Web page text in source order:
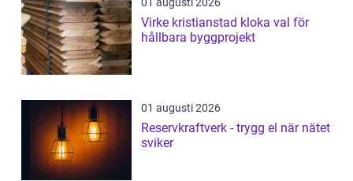
Virke kristianstad kloka val för
hållbara byggprojekt
01 augusti 2026
Reservkraftverk - trygg el när nätet
sviker